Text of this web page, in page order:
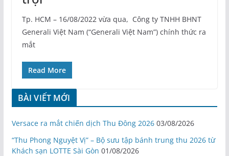
Tp. HCM – 16/08/2022 vừa qua, Công ty TNHH BHNT
Generali Việt Nam (“Generali Việt Nam”) chính thức ra
mắt
Read More
BÀI VIẾT MỚI
Versace ra mắt chiến dịch Thu Đông 2026 03/08/2026
“Thu Phong Nguyệt Vị” – Bộ sưu tập bánh trung thu 2026 từ
Khách sạn LOTTE Sài Gòn 01/08/2026